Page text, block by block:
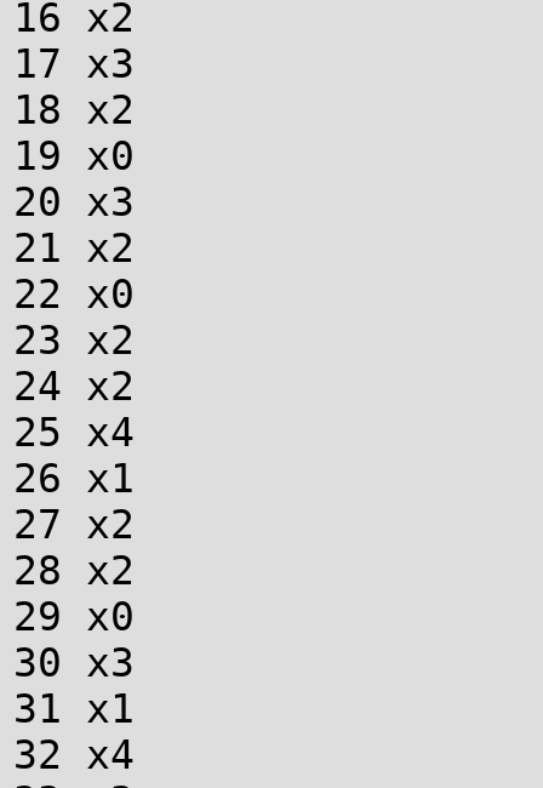
16 х2
17 х3
18 х2
19 х0
20 х3
21 х2
22 х0
23 х2
24 х2
25 х4
26 х1
27 х2
28 х2
29 х0
30 х3
31 х1
32 х4